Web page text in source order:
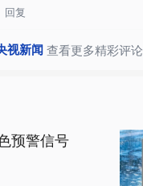
回复
视新闻查看更多精彩评论
预警信号